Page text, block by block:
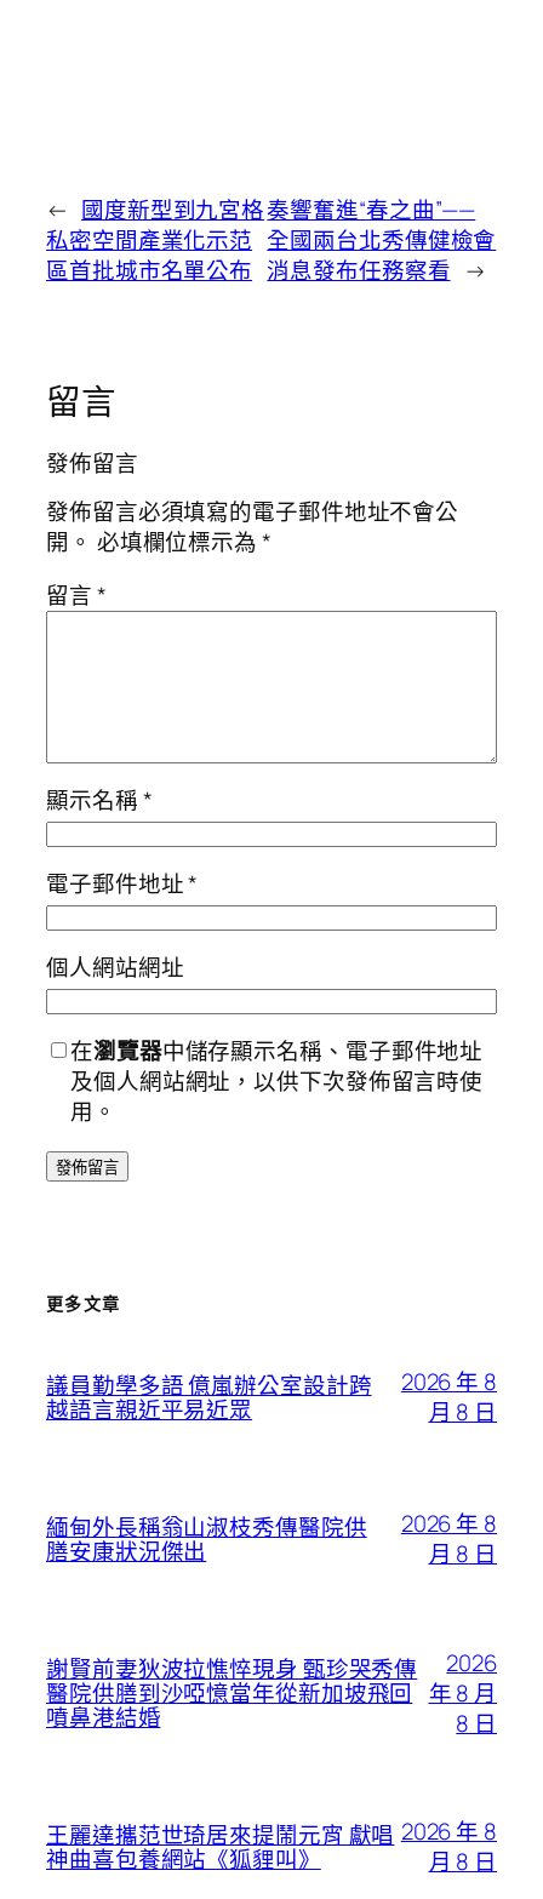
← 國度新型到九宮格
私密空間產業化示范
區首批城市名單公布
奏響奮進“春之曲”——
全國兩台北秀傳健檢會
消息發布任務察看 →
留言
發佈留言
發佈留言必須填寫的電子郵件地址不會公
開。 必填欄位標示為*
留言*
顯示名稱*
電子郵件地址*
個人網站網址
在瀏覽器中儲存顯示名稱、電子郵件地址
及個人網站網址，以供下次發佈留言時使
用。
更多文章
議員勤學多語 億嵐辦公室設計跨
越語言親近平易近眾
2026 年 8
月 8 日
緬甸外長稱翁山淑枝秀傳醫院供
膳安康狀況傑出
2026 年 8
月 8 日
謝賢前妻狄波拉憔悴現身 甄珍哭秀傳
醫院供膳到沙啞憶當年從新加坡飛回
噴鼻港結婚
2026
年 8 月
8 日
王麗達攜范世琦居來提鬧元宵 獻唱
神曲喜包養網站《狐貍叫》
2026 年 8
月 8 日